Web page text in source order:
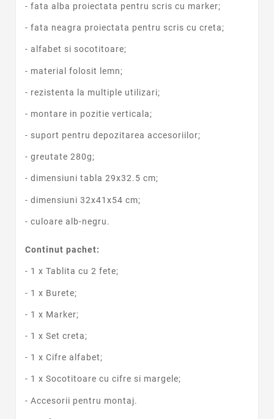
- fata alba proiectata pentru scris cu marker;
- fata neagra proiectata pentru scris cu creta;
- alfabet si socotitoare;
- material folosit lemn;
- rezistenta la multiple utilizari;
- montare in pozitie verticala;
- suport pentru depozitarea accesoriilor;
- greutate 280g;
- dimensiuni tabla 29x32.5 cm;
- dimensiuni 32x41x54 cm;
- culoare alb-negru.
Continut pachet:
- 1 x Tablita cu 2 fete;
- 1 x Burete;
- 1 x Marker;
- 1 x Set creta;
- 1 x Cifre alfabet;
- 1 x Socotitoare cu cifre si margele;
- Accesorii pentru montaj.